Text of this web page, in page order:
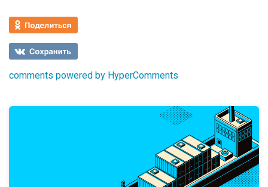
comments powered by HyperComments